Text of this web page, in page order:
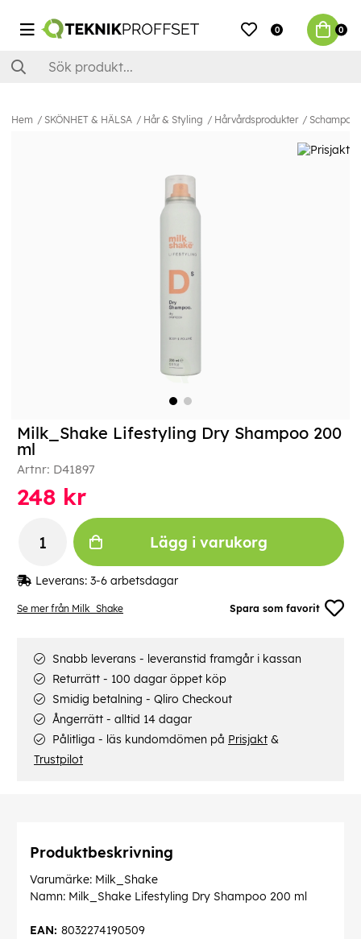
0 0
Hem SKÖNHET & HÄLSA Hår & Styling Hårvårdsprodukter Schampo
Se mer från Milk_Shake Spara som favorit
Milk_Shake Lifestyling Dry Shampoo 200
ml
Artnr: D41897
248 kr
Lägg i varukorg
Leverans: 3-6 arbetsdagar
Snabb leverans - leveranstid framgår i kassan
Returrätt - 100 dagar öppet köp
Smidig betalning - Qliro Checkout
Ångerrätt - alltid 14 dagar
Pålitliga - läs kundomdömen på Prisjakt &
Trustpilot
Produktbeskrivning
Varumärke: Milk_Shake
Namn: Milk_Shake Lifestyling Dry Shampoo 200 ml
8032274190509
EAN: